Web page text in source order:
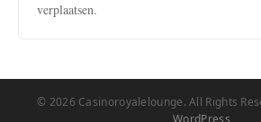
verplaatsen.
© 2026 Casinoroyalelounge. All Rights
WordPress